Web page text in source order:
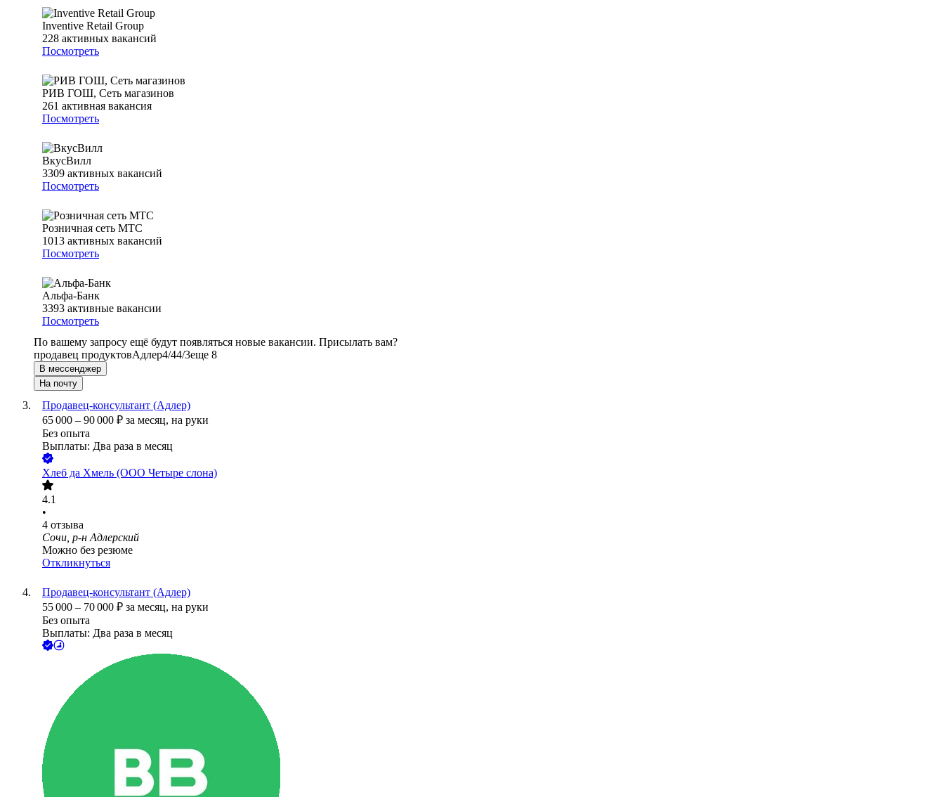
Inventive Retail Group
228 активных вакансий
Посмотреть
РИВ ГОШ, Сеть магазинов
261 активная вакансия
Посмотреть
ВкусВилл
3309 активных вакансий
Посмотреть
Розничная сеть МТС
1013 активных вакансий
Посмотреть
Альфа-Банк
3393 активные вакансии
Посмотреть
По вашему запросу ещё будут появляться новые вакансии. Присылать вам?
продавец продуктовАдлер4/44/3еще 8
В мессенджер
На почту
Продавец-консультант (Адлер)
65 000 – 90 000 ₽ за месяц, на руки
Без опыта
Выплаты: Два раза в месяц
Хлеб да Хмель (ООО Четыре слона)
4.1
•
4 отзыва
Сочи, р-н Адлерский
Можно без резюме
Откликнуться
Продавец-консультант (Адлер)
55 000 – 70 000 ₽ за месяц, на руки
Без опыта
Выплаты: Два раза в месяц